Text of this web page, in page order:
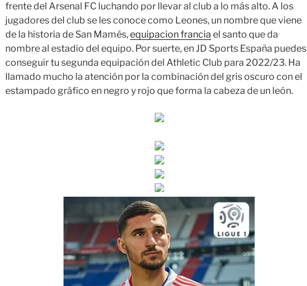
frente del Arsenal FC luchando por llevar al club a lo más alto. A los
jugadores del club se les conoce como Leones, un nombre que viene
de la historia de San Mamés,equipacion francia el santo que da
nombre al estadio del equipo. Por suerte, en JD Sports España puedes
conseguir tu segunda equipación del Athletic Club para 2022/23. Ha
llamado mucho la atención por la combinación del gris oscuro con el
estampado gráfico en negro y rojo que forma la cabeza de un león.